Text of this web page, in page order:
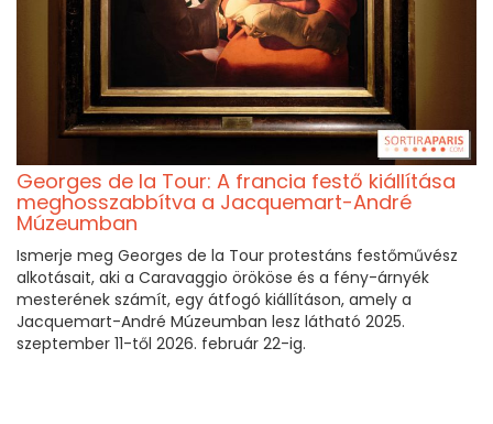
Georges de la Tour: A francia festő kiállítása
meghosszabbítva a Jacquemart-André
Múzeumban
Ismerje meg Georges de la Tour protestáns festőművész
alkotásait, aki a Caravaggio örököse és a fény-árnyék
mesterének számít, egy átfogó kiállításon, amely a
Jacquemart-André Múzeumban lesz látható 2025.
szeptember 11-től 2026. február 22-ig.